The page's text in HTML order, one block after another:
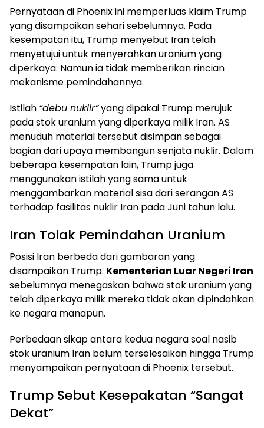
Pernyataan di Phoenix ini memperluas klaim Trump
yang disampaikan sehari sebelumnya. Pada
kesempatan itu, Trump menyebut Iran telah
menyetujui untuk menyerahkan uranium yang
diperkaya. Namun ia tidak memberikan rincian
mekanisme pemindahannya.
Istilah “debu nuklir”yang dipakai Trump merujuk
pada stok uranium yang diperkaya milik Iran. AS
menuduh material tersebut disimpan sebagai
bagian dari upaya membangun senjata nuklir. Dalam
beberapa kesempatan lain, Trump juga
menggunakan istilah yang sama untuk
menggambarkan material sisa dari serangan AS
terhadap fasilitas nuklir Iran pada Juni tahun lalu.
Iran Tolak Pemindahan Uranium
Posisi Iran berbeda dari gambaran yang
disampaikan Trump. Kementerian Luar Negeri Iran
sebelumnya menegaskan bahwa stok uranium yang
telah diperkaya milik mereka tidak akan dipindahkan
ke negara manapun.
Perbedaan sikap antara kedua negara soal nasib
stok uranium Iran belum terselesaikan hingga Trump
menyampaikan pernyataan di Phoenix tersebut.
Trump Sebut Kesepakatan “Sangat
Dekat”